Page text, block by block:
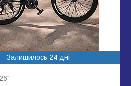
Залишилось 24 дні